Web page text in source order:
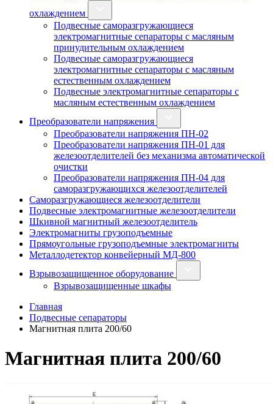
охлаждением
Подвесные саморазгружающиеся
электромагнитные сепараторы с масляным
принудительным охлаждением
Подвесные саморазгружающиеся
электромагнитные сепараторы с масляным
естественным охлаждением
Подвесные электромагнитные сепараторы с
масляным естественным охлаждением
Преобразователи напряжения
Преобразователи напряжения ПН-02
Преобразователи напряжения ПН-01 для
железоотделителей без механизма автоматической
очистки
Преобразователи напряжения ПН-04 для
саморазгружающихся железоотделителей
Саморазгружающиеся железоотделители
Подвесные электромагнитные железоотделители
Шкивной магнитный железоотделитель
Электромагниты грузоподъемные
Прямоугольные грузоподъемные электромагниты
Металлодетектор конвейерный МД-800
Взрывозащищенное оборудование
Взрывозащищенные шкафы
Главная
Подвесные сепараторы
Магнитная плита 200/60
Магнитная плита 200/60